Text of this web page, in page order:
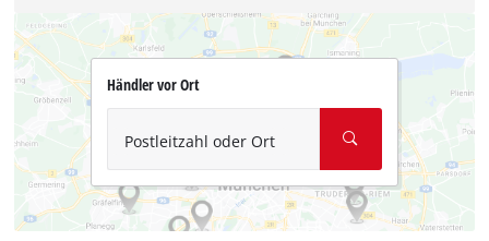
Händler vor Ort
Postleitzahl oder Ort